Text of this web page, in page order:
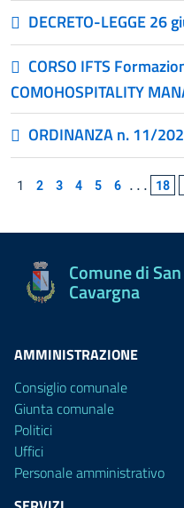
DECRETO-LEGGE 26
CORSO IFTS
COMOHOSPITALITY
ORDINANZA n. 11/
1 2 3 4 5 6 ... 18
Comune di
Cavargna
AMMINISTRAZIONE
Consiglio comunale
Giunta comunale
Politici
Uffici
Personale amministrativo